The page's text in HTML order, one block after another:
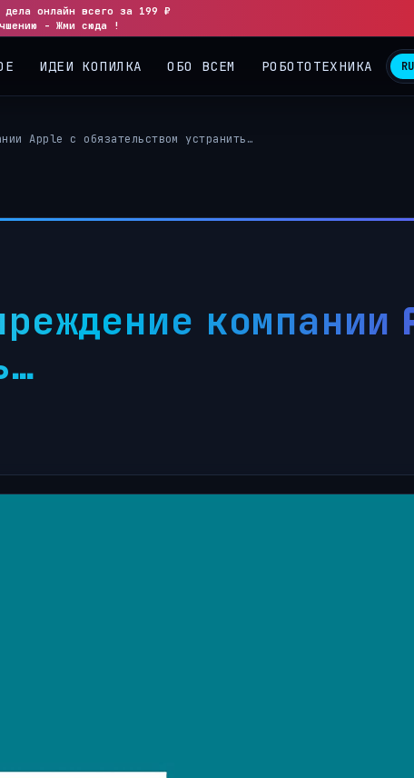
дела онлайн всего за 199 ₽
- Жми сюда !
▶
RU
Apple с обязательством устранить…
компании